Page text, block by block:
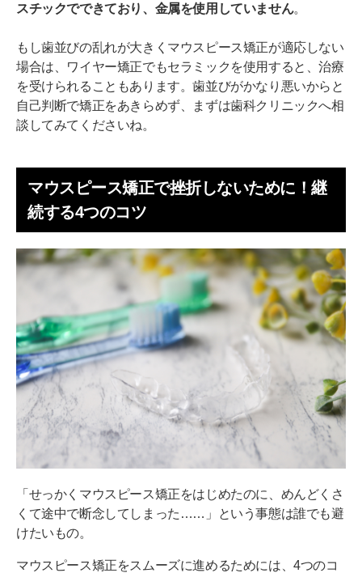
スチックでできており、金属を使用していません。
もし歯並びの乱れが大きくマウスピース矯正が適応しない
場合は、ワイヤー矯正でもセラミックを使用すると、治療
を受けられることもあります。歯並びがかなり悪いからと
自己判断で矯正をあきらめず、まずは歯科クリニックへ相
談してみてくださいね。
マウスピース矯正で挫折しないために！継
続する4つのコツ
「せっかくマウスピース矯正をはじめたのに、めんどくさ
くて途中で断念してしまった……」という事態は誰でも避
けたいもの。
マウスピース矯正をスムーズに進めるためには、4つのコ